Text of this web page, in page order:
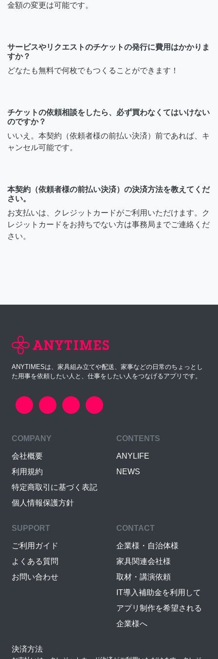
金額の変更は可能です。
サービスやリクエストのチケットの発行に費用はかかりま
すか？
どなたも無料で何枚でもつくることができます！
チケットの依頼相談をしたら、必ず買わなくてはいけない
のですか？
いいえ。本契約（依頼者様の前払い決済）前であれば、キ
ャンセル可能です。
本契約（依頼者様の前払い決済）の決済方法を教えてくだ
さい。
お支払いは、クレジットカードがご利用いただけます。ク
レジットカードをお持ちでない方は事務局までご連絡くだ
さい。
ANYTIMESは、家具組み立てや配送、家事などの日常のちょっとし
た用事を依頼したい人と、仕事をしたい人をつなげるアプリです。
COMPANY
会社概要
利用規約
特定商取引に基づく表記
個人情報保護方針
CONTENTS
ANYLIFE
NEWS
SUPPORT
ご利用ガイド
よくある質問
お問い合わせ
CONTACT
企業様・自治体様
家具関連会社様
取材・講演依頼
IT導入補助金を利用して
アプリ制作を希望される
企業様へ
決済方法